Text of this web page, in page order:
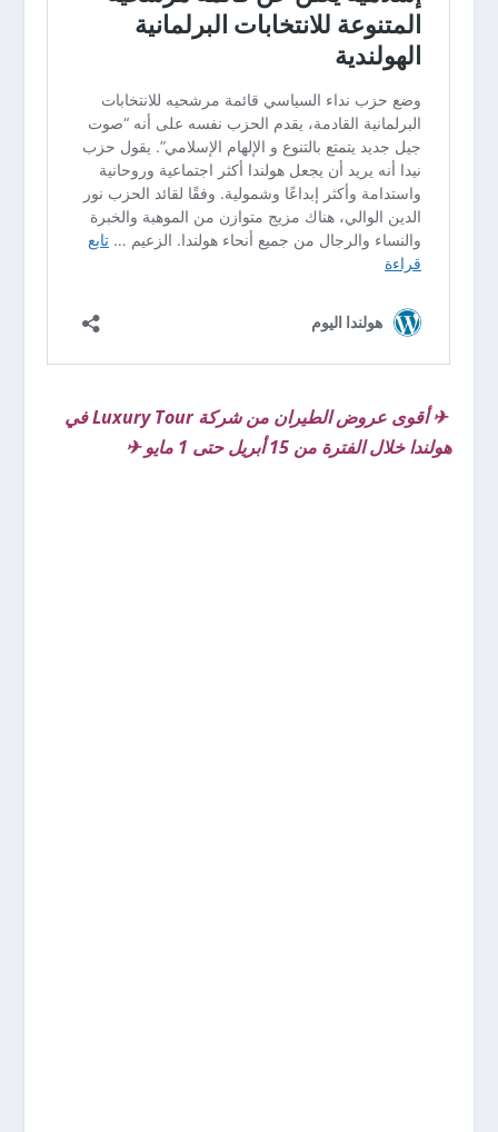
✈ أقوى عروض الطيران من شركة Luxury Tour في
هولندا خلال الفترة من 15 أبريل حتى 1 مايو ✈